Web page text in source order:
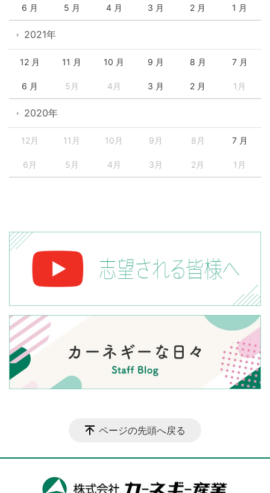
6 月 5 月 4 月 3 月 2 月 1 月
2021年
12 月 11 月 10 月 9 月 8 月 7 月
6 月 5月 4月 3 月 2 月 1月
2020年
12月 11月 10月 9月 8月 7 月
6月 5月 4月 3月 2月 1月
ページの先頭へ戻る